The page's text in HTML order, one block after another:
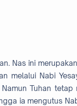
Nas ini
melalui Nabi
Tuhan tetap
ia mengutus